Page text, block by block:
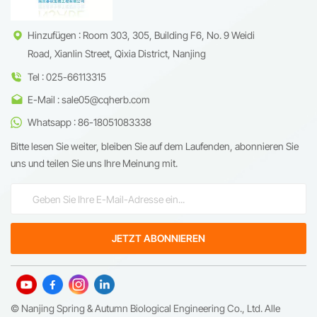
Lieferkettenunterst&uuml;tzung,
um den vielf&auml;ltigen
Kundenanforderungen gerecht
Hinzufügen : Room 303, 305, Building F6, No. 9 Weidi
Road, Xianlin Street, Qixia District, Nanjing
Tel : 025-66113315
E-Mail : sale05@cqherb.com
Whatsapp : 86-18051083338
Bitte lesen Sie weiter, bleiben Sie auf dem Laufenden, abonnieren Sie
uns und teilen Sie uns Ihre Meinung mit.
© Nanjing Spring & Autumn Biological Engineering Co., Ltd. Alle